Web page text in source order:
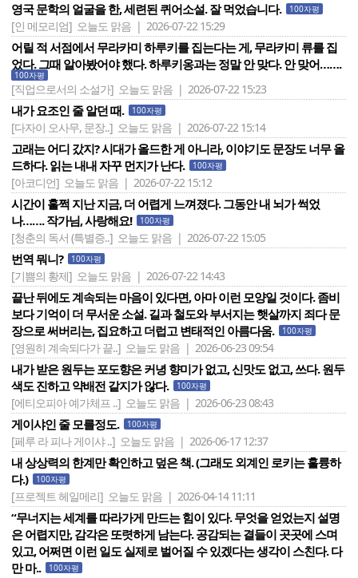
영국 문학의 얼굴을 한, 세련된 퀴어소설. 잘 먹었습니다. 100자평
[인 메모리엄] 오늘도 맑음 | 2026-07-22 15:29
어릴 적 서점에서 무라카미 하루키를 집는다는 게, 무라카미 류를 집
었다. 그때 알아봤어야 했다. 하루키옹과는 정말 안 맞다. 안 맞어…….
100자평
[직업으로서의 소설가] 오늘도 맑음 | 2026-07-22 15:23
내가 요조인 줄 알던 때. 100자평
[다자이 오사무, 문장..] 오늘도 맑음 | 2026-07-22 15:14
고래는 어디 갔지? 시대가 올드한 게 아니라, 이야기도 문장도 너무 올
드하다. 읽는 내내 자꾸 먼지가 난다.
100자평
[아코디언] 오늘도 맑음 | 2026-07-22 15:12
시간이 훌쩍 지난 지금, 더 어렵게 느껴졌다. 그동안 내 뇌가 썩었
나……. 작가님, 사랑해요!
100자평
[청춘의 독서 (특별증..] 오늘도 맑음 | 2026-07-22 15:05
번역 뭐니? 100자평
[기쁨의 황제] 오늘도 맑음 | 2026-07-22 14:43
끝난 뒤에도 계속되는 마음이 있다면, 아마 이런 모양일 것이다. 좀비
보다 기억이 더 무서운 소설. 길과 철도와 부서지는 햇살까지 죄다 문
장으로 써버리는, 집요하고 더럽고 변태적인 아름다움.
100자평
[영원히 계속되다가 끝..] 오늘도 맑음 | 2026-06-23 09:54
내가 받은 원두는 포도향은 커녕 향미가 없고, 신맛도 없고, 쓰다. 원두
색도 진하고 약배전 같지가 않다.
100자평
[에티오피아 예가체프 ..] 오늘도 맑음 | 2026-06-23 08:43
게이샤인 줄 모를정도. 100자평
[페루 라 피나 게이샤 ..] 오늘도 맑음 | 2026-06-17 12:37
내 상상력의 한계만 확인하고 덮은 책. (그래도 외계인 로키는 훌륭하
다.)
100자평
[프로젝트 헤일메리] 오늘도 맑음 | 2026-04-14 11:11
“무너지는 세계를 따라가게 만드는 힘이 있다. 무엇을 얻었는지 설명
은 어렵지만, 감각은 또렷하게 남는다. 공감되는 결들이 곳곳에 스며
있고, 어쩌면 이런 일도 실제로 벌어질 수 있겠다는 생각이 스친다. 다
만 마..
100자평